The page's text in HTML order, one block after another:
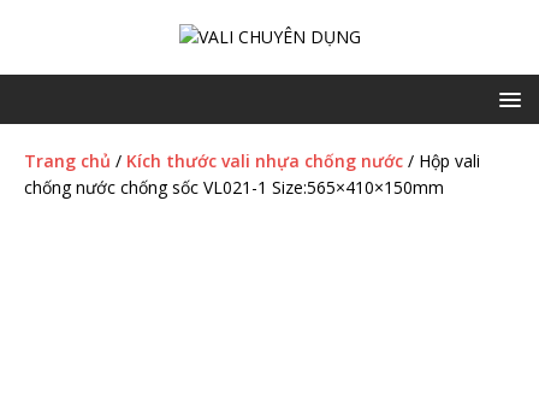
Trang chủ / Kích thước vali nhựa chống nước / Hộp vali
chống nước chống sốc VL021-1 Size:565×410×150mm